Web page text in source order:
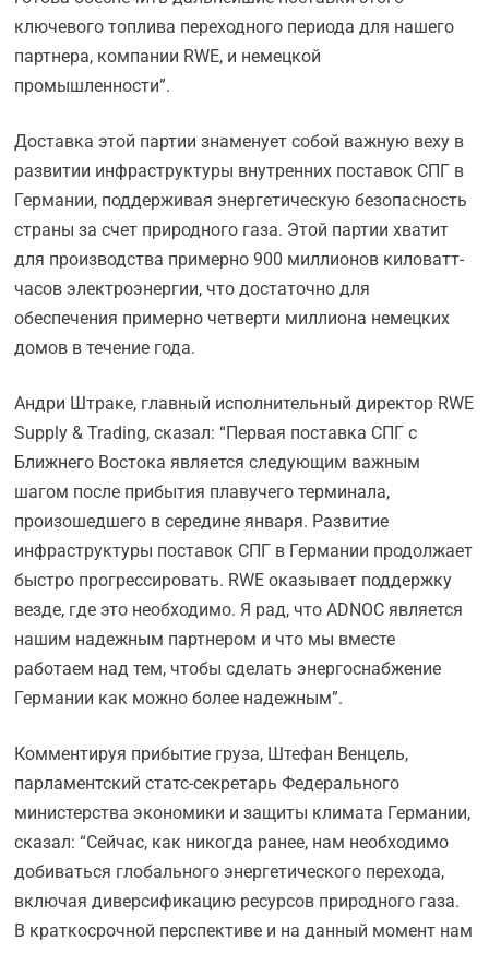
ключевого топлива переходного периода для нашего
партнера, компании RWE, и немецкой
промышленности”.
Доставка этой партии знаменует собой важную веху в
развитии инфраструктуры внутренних поставок СПГ в
Германии, поддерживая энергетическую безопасность
страны за счет природного газа. Этой партии хватит
для производства примерно 900 миллионов киловатт-
часов электроэнергии, что достаточно для
обеспечения примерно четверти миллиона немецких
домов в течение года.
Андри Штраке, главный исполнительный директор RWE
Supply & Trading, сказал: “Первая поставка СПГ с
Ближнего Востока является следующим важным
шагом после прибытия плавучего терминала,
произошедшего в середине января. Развитие
инфраструктуры поставок СПГ в Германии продолжает
быстро прогрессировать. RWE оказывает поддержку
везде, где это необходимо. Я рад, что ADNOC является
нашим надежным партнером и что мы вместе
работаем над тем, чтобы сделать энергоснабжение
Германии как можно более надежным”.
Комментируя прибытие груза, Штефан Венцель,
парламентский статс-секретарь Федерального
министерства экономики и защиты климата Германии,
сказал: “Сейчас, как никогда ранее, нам необходимо
добиваться глобального энергетического перехода,
включая диверсификацию ресурсов природного газа.
В краткосрочной перспективе и на данный момент нам